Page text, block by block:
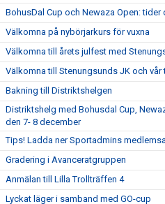
BohusDal Cup och Newaza Open:
Välkomna på nybörjarkurs för vuxna
Välkomna till årets julfest med
Välkomna till Stenungsunds JK och vår
Bakning till Distriktshelgen
Distriktshelg med Bohusdal Cup,
den 7- 8 december
Tips! Ladda ner Sportadmins
Gradering i Avanceratgruppen
Anmälan till Lilla Trollträffen 4
Lyckat läger i samband med GO-cup